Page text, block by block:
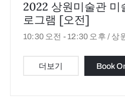
2022 상원미술관 미
로그램 [오전]
10:30 오전 - 12:30 오후 / 상
더보기 Book